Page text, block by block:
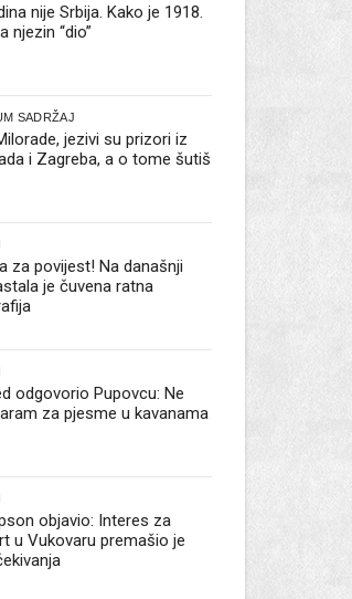
nije Srbija. Kako je 1918.
njezin “dio”
SADRŽAJ
jezivi su prizori iz
i Zagreba, a o tome šutiš
za povijest! Na današnji
je čuvena ratna
odgovorio Pupovcu: Ne
za pjesme u kavanama
objavio: Interes za
u Vukovaru premašio je